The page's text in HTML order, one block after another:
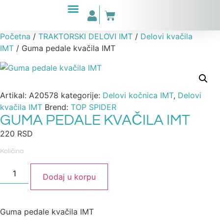
Početna / TRAKTORSKI DELOVI IMT / Delovi kvačila
IMT / Guma pedale kvačila IMT
Artikal: A20578 kategorije: Delovi kočnica IMT, Delovi
kvačila IMT Brend: TOP SPIDER
GUMA PEDALE KVAČILA IMT
220 RSD
Količina
Dodaj u korpu
Guma pedale kvačila IMT